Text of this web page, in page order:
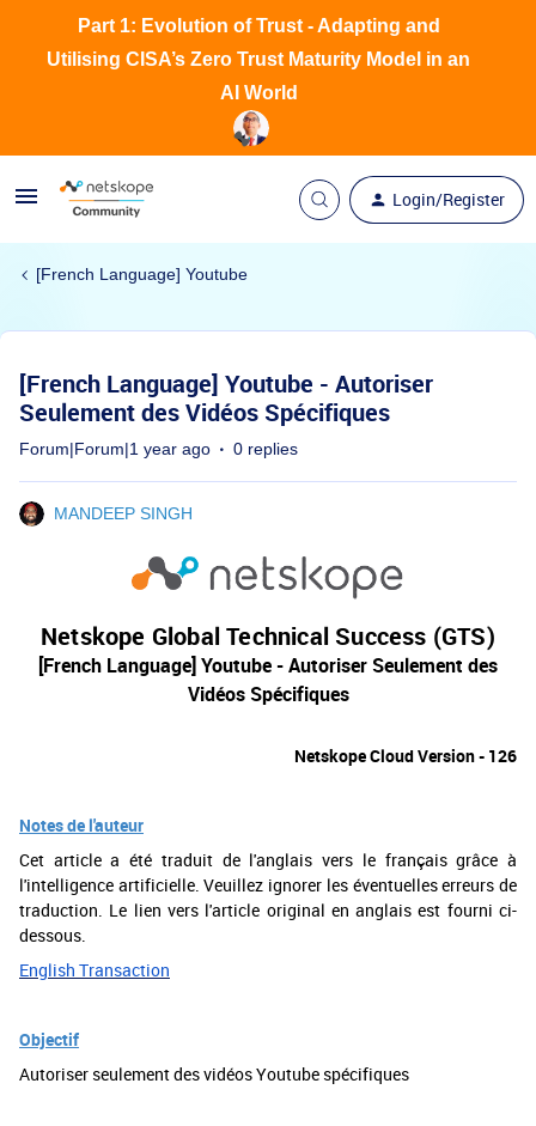
Login/Register
Part 1: Evolution of Trust - Adapting and
Utilising CISA’s Zero Trust Maturity Model in an
AI World
[French Language] Youtube
[French Language] Youtube - Autoriser
Seulement des Vidéos Spécifiques
Forum|Forum|1 year ago 0 replies
MANDEEP SINGH
Netskope Global Technical Success (GTS)
[French Language] Youtube - Autoriser Seulement des
Vidéos Spécifiques
Netskope Cloud Version - 126
Notes de l'auteur
Cet article a été traduit de l'anglais vers le français grâce à
l'intelligence artificielle. Veuillez ignorer les éventuelles erreurs de
traduction. Le lien vers l'article original en anglais est fourni ci-
dessous.
English Transaction
Objectif
Autoriser seulement des vidéos Youtube spécifiques